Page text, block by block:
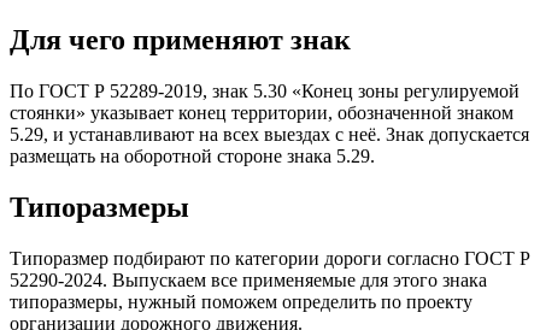
Для чего применяют знак
По ГОСТ Р 52289-2019, знак 5.30 «Конец зоны регулируемой
стоянки» указывает конец территории, обозначенной знаком
5.29, и устанавливают на всех выездах с неё. Знак допускается
размещать на оборотной стороне знака 5.29.
Типоразмеры
Типоразмер подбирают по категории дороги согласно ГОСТ Р
52290-2024. Выпускаем все применяемые для этого знака
типоразмеры, нужный поможем определить по проекту
организации дорожного движения.